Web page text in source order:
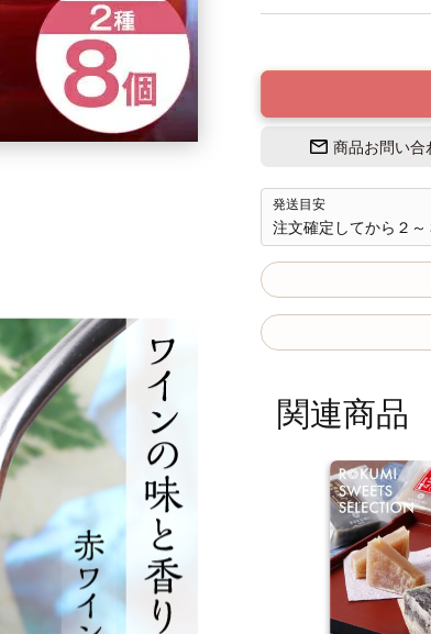
商品お問い合
発送目安
注文確定してから２～
関連商品